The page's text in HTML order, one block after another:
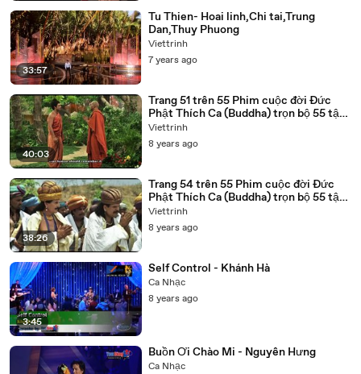
33:57
Tu Thien- Hoai linh,Chi tai,Trung
Dan,Thuy Phuong
Viettrinh
7 years ago
40:03
Trang 51 trên 55 Phim cuộc đời Đức
Phật Thích Ca (Buddha) trọn bộ 55 tập
lồng tiếng
Viettrinh
8 years ago
38:26
Trang 54 trên 55 Phim cuộc đời Đức
Phật Thích Ca (Buddha) trọn bộ 55 tập
lồng tiếng
Viettrinh
8 years ago
3:45
Self Control - Khánh Hà
Ca Nhạc
8 years ago
Buồn Ơi Chào Mi - Nguyên Hưng
Ca Nhạc